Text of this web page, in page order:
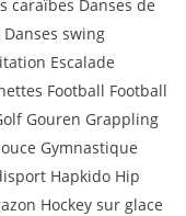
caraïbes Danses de
swing
Escalade
Football Football
Gouren Grappling
Gymnastique
Hapkido Hip
Hockey sur glace